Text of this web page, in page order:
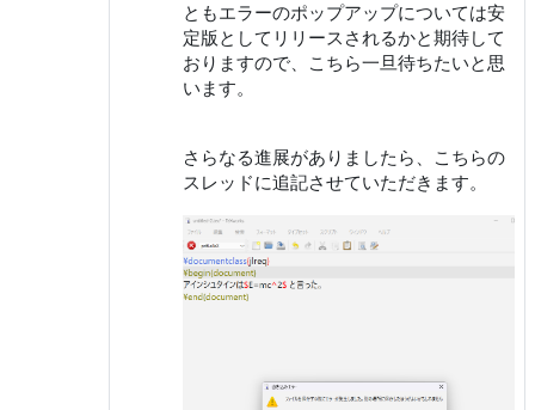
ともエラーのポップアップについては安
定版としてリリースされるかと期待して
おりますので、こちら一旦待ちたいと思
います。
さらなる進展がありましたら、こちらの
スレッドに追記させていただきます。